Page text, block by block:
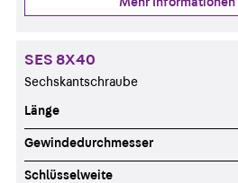
SES 8X40
Sechskantschraube
Länge
Gewindedurchmesser
Schlüsselweite